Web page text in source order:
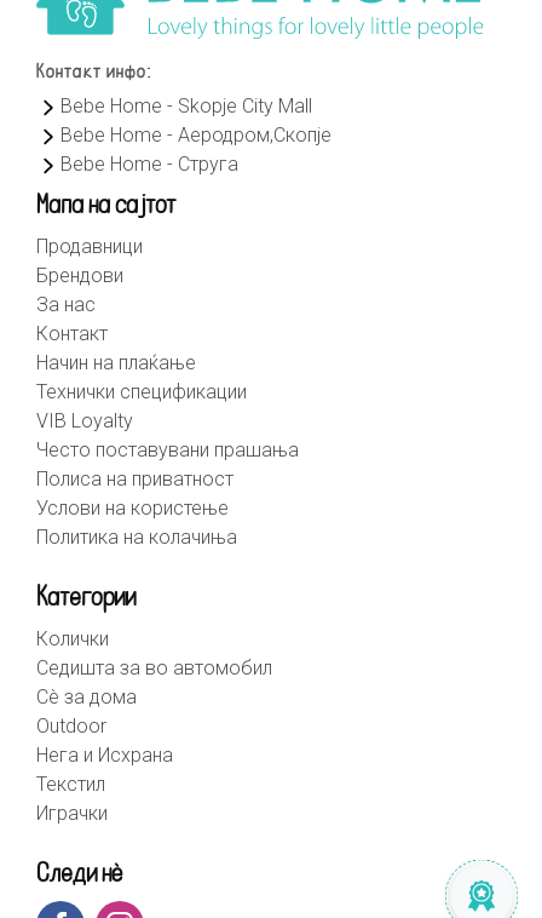
Контакт инфо:
Bebe Home - Skopje City Mall
Bebe Home - Аеродром,Скопје
Bebe Home - Струга
Мапа на сајтот
Продавници
Брендови
За нас
Контакт
Начин на плаќање
Технички спецификации
VIB Loyalty
Често поставувани прашања
Полиса на приватност
Услови на користење
Политика на колачиња
Категории
Колички
Седишта за во автомобил
Сè за дома
Outdoor
Нега и Исхрана
Текстил
Играчки
Следи нè